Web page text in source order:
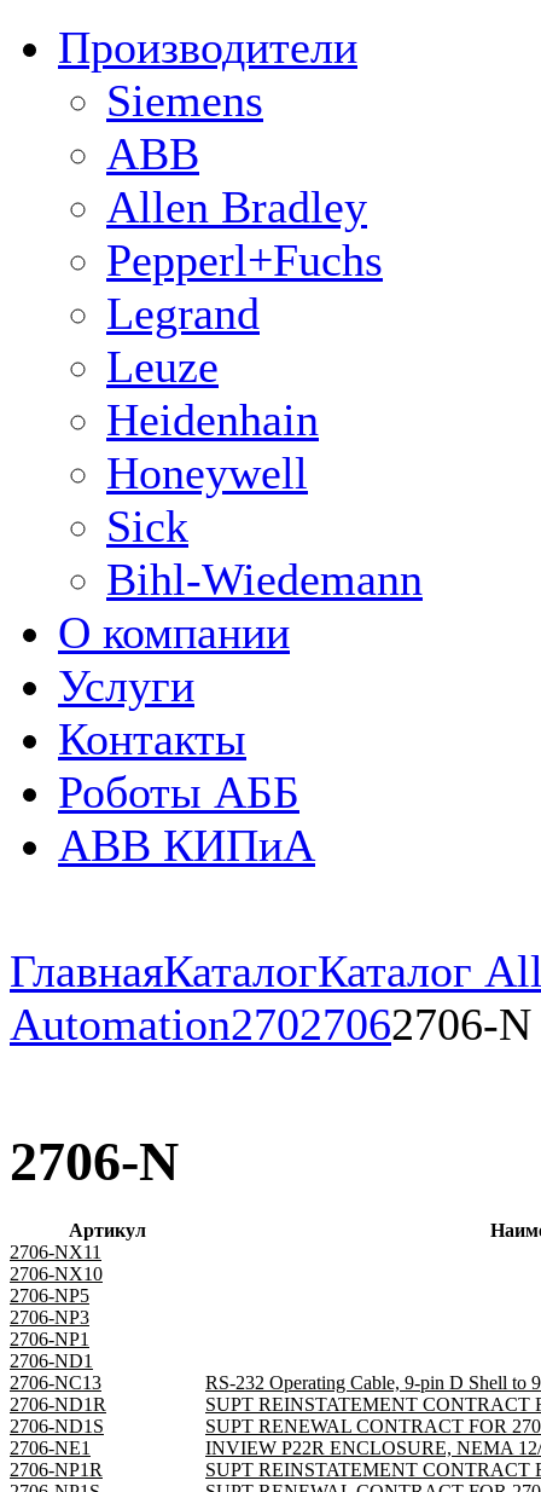
Производители
Siemens
ABB
Allen Bradley
Pepperl+Fuchs
Legrand
Leuze
Heidenhain
Honeywell
Sick
Bihl-Wiedemann
О компании
Услуги
Контакты
Роботы АББ
ABB КИПиА
ГлавнаяКаталогКаталог
Automation27027062706-N
2706-N
Артикул
2706-NX11
2706-NX10
2706-NP5
2706-NP3
2706-NP1
2706-ND1
2706-NC13
RS-232 Operating Cable, 9-pin D Shell to
2706-ND1R
SUPT REINSTATEMENT CONTRACT
2706-ND1S
SUPT RENEWAL CONTRACT FOR
2706-NE1
INVIEW P22R ENCLOSURE, NEMA
2706-NP1R
SUPT REINSTATEMENT CONTRACT